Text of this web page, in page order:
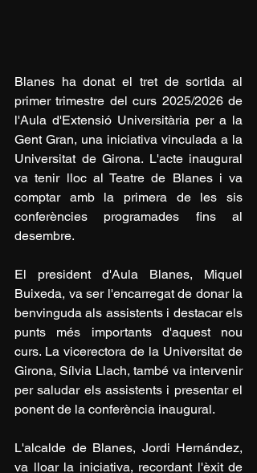
Blanes ha donat el tret de sortida al
primer trimestre del curs 2025/2026 de
l'Aula d'Extensió Universitària per a la
Gent Gran, una iniciativa vinculada a la
Universitat de Girona. L'acte inaugural
va tenir lloc al Teatre de Blanes i va
comptar amb la primera de les sis
conferències programades fins al
desembre.
El president d'Aula Blanes, Miquel
Buixeda, va ser l'encarregat de donar la
benvinguda als assistents i destacar els
punts més importants d'aquest nou
curs. La vicerectora de la Universitat de
Girona, Sílvia Llach, també va intervenir
per saludar els assistents i presentar el
ponent de la conferència inaugural.
L'alcalde de Blanes, Jordi Hernández,
va lloar la iniciativa, recordant l'èxit de